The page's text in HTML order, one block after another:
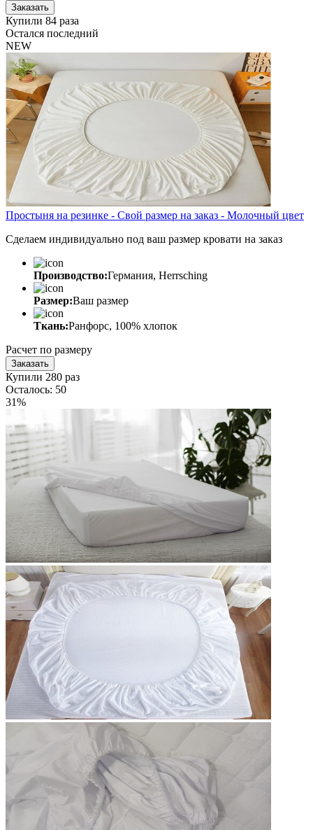
Заказать
Купили 84 раза
Остался последний
NEW
Простыня на резинке - Свой размер на заказ - Молочный цвет
Сделаем индивидуально под ваш размер кровати на заказ
Производство:Германия, Herrsching
Размер:Ваш размер
Ткань:Ранфорс, 100% хлопок
Расчет по размеру
Заказать
Купили 280 раз
Осталось: 50
31%